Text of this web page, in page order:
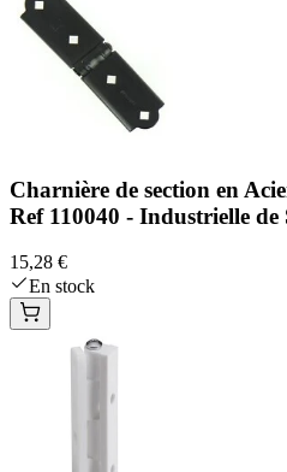
Charnière de section en
Ref 110040 - Industrielle de
15,28 €
En stock